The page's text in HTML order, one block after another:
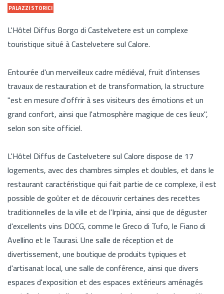
PALAZZI STORICI
L'Hôtel Diffus Borgo di Castelvetere est un complexe
touristique situé à Castelvetere sul Calore.
Entourée d'un merveilleux cadre médiéval, fruit d'intenses
travaux de restauration et de transformation, la structure
"est en mesure d'offrir à ses visiteurs des émotions et un
grand confort, ainsi que l'atmosphère magique de ces lieux",
selon son site officiel.
L'Hôtel Diffus de Castelvetere sul Calore dispose de 17
logements, avec des chambres simples et doubles, et dans le
restaurant caractéristique qui fait partie de ce complexe, il est
possible de goûter et de découvrir certaines des recettes
traditionnelles de la ville et de l'Irpinia, ainsi que de déguster
d'excellents vins DOCG, comme le Greco di Tufo, le Fiano di
Avellino et le Taurasi. Une salle de réception et de
divertissement, une boutique de produits typiques et
d'artisanat local, une salle de conférence, ainsi que divers
espaces d'exposition et des espaces extérieurs aménagés